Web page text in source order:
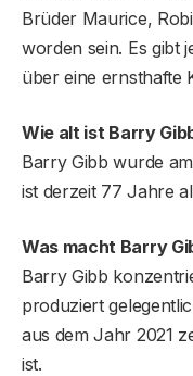
Brüder Maurice,
worden sein. Es gibt
über eine ernsthafte
Wie alt ist Barry
Barry Gibb wurde
ist derzeit 77 Jahre
Was macht Barry
Barry Gibb
produziert
aus dem Jahr 2021
ist.